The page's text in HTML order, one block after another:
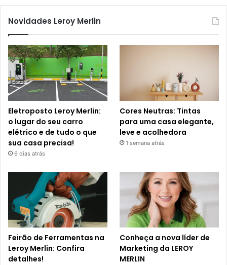
Novidades Leroy Merlin
Eletroposto Leroy Merlin:
o lugar do seu carro
elétrico e de tudo o que
sua casa precisa!
6 dias atrás
Cores Neutras: Tintas
para uma casa elegante,
leve e acolhedora
1 semana atrás
Feirão de Ferramentas na
Leroy Merlin: Confira
detalhes!
Conheça a nova líder de
Marketing da LEROY
MERLIN